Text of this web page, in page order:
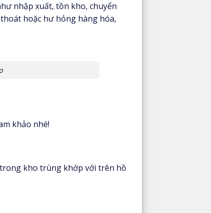
nhập xuất, tồn kho, chuyển
hoặc hư hỏng hàng hóa,
khảo nhé!
kho trùng khớp với trên hồ